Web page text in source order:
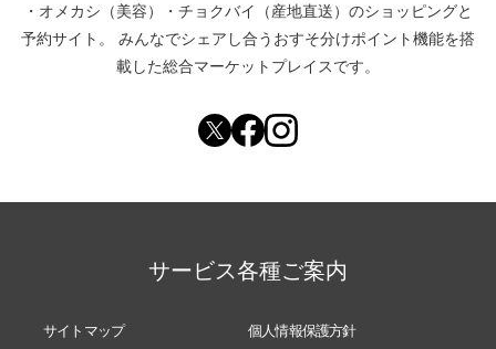
・ オメカシ（美容） ・ チョクバイ（産地直送） のショッピングと
予約サイト。
みんなでシェアし合う おすそ分けポイント機能を搭
載した総合マーケットプレイスです。
サービス各種ご案内
サイトマップ 個人情報保護方針